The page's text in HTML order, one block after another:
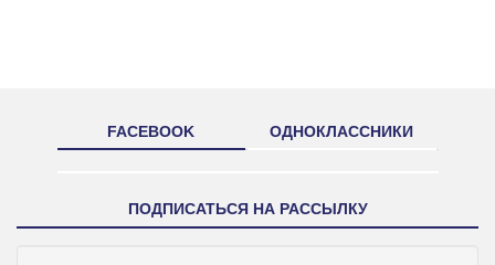
FACEBOOK ОДНОКЛАССНИКИ
ПОДПИСАТЬСЯ НА РАССЫЛКУ